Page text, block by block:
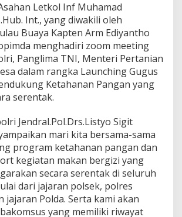
Letkol Inf Muhamad
Int., yang diwakili oleh
Buaya Kapten Arm Ediyantho
menghadiri zoom meeting
Panglima TNI, Menteri Pertanian
dalam rangka Launching Gugus
Ketahanan Pangan yang
serentak.
Jendral.Pol.Drs.Listyo Sigit
mari kita bersama-sama
program ketahanan pangan dan
kegiatan makan bergizi yang
secara serentak di seluruh
dari jajaran polsek, polres
jajaran Polda. Serta kami akan
yang memiliki riwayat